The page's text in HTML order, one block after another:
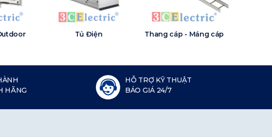
Tủ Điện Thang cáp - Máng cáp
HÃNG
HỖ TRỢ KỸ THUẬT
BÁO GIÁ 24/7